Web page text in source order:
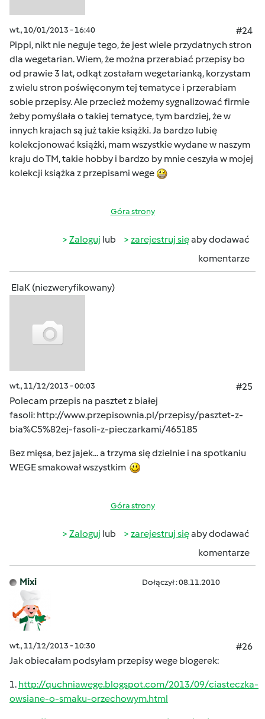
wt., 10/01/2013 - 16:40
#24
Pippi, nikt nie neguje tego, że jest wiele przydatnych stron
dla wegetarian. Wiem, że można przerabiać przepisy bo
od prawie 3 lat, odkąt zostałam wegetarianką, korzystam
z wielu stron poświęconym tej tematyce i przerabiam
sobie przepisy. Ale przecież możemy sygnalizować firmie
żeby pomyślała o takiej tematyce, tym bardziej, że w
innych krajach są już takie książki. Ja bardzo lubię
kolekcjonować książki, mam wszystkie wydane w naszym
kraju do TM, takie hobby i bardzo by mnie ceszyła w mojej
kolekcji książka z przepisami wege
Góra strony
Zaloguj lub zarejestruj sięaby dodawać
komentarze
ElaK (niezweryfikowany)
wt., 11/12/2013 - 00:03
#25
Polecam przepis na pasztet z białej
fasoli: http://www.przepisownia.pl/przepisy/pasztet-z-
bia%C5%82ej-fasoli-z-pieczarkami/465185
Bez mięsa, bez jajek... a trzyma się dzielnie i na spotkaniu
WEGE smakował wszystkim
Góra strony
Zaloguj lub zarejestruj sięaby dodawać
komentarze
Mixi Dołączył : 08.11.2010
wt., 11/12/2013 - 10:30
#26
Jak obiecałam podsyłam przepisy wege blogerek:
1. http://quchniawege.blogspot.com/2013/09/ciasteczka-
owsiane-o-smaku-orzechowym.html